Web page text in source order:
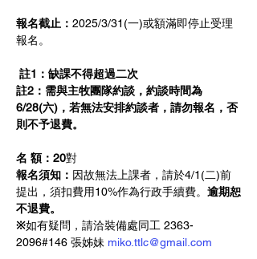
報名截止： 2025/3/31(一)或額滿即停止受理
報名。
註1：缺課不得超過二次
註2：需與主牧團隊約談，約談時間為
6/28(六)，若無法安排約談者，請勿報名，否
則不予退費。
名 額：20對
報名須知： 因故無法上課者，請於4/1(二)前
提出，須扣費用10%作為行政手續費。 逾期恕
不退費。
※如有疑問，請洽裝備處同工 2363-
2096#146 張姊妹 miko.ttlc@gmail.com